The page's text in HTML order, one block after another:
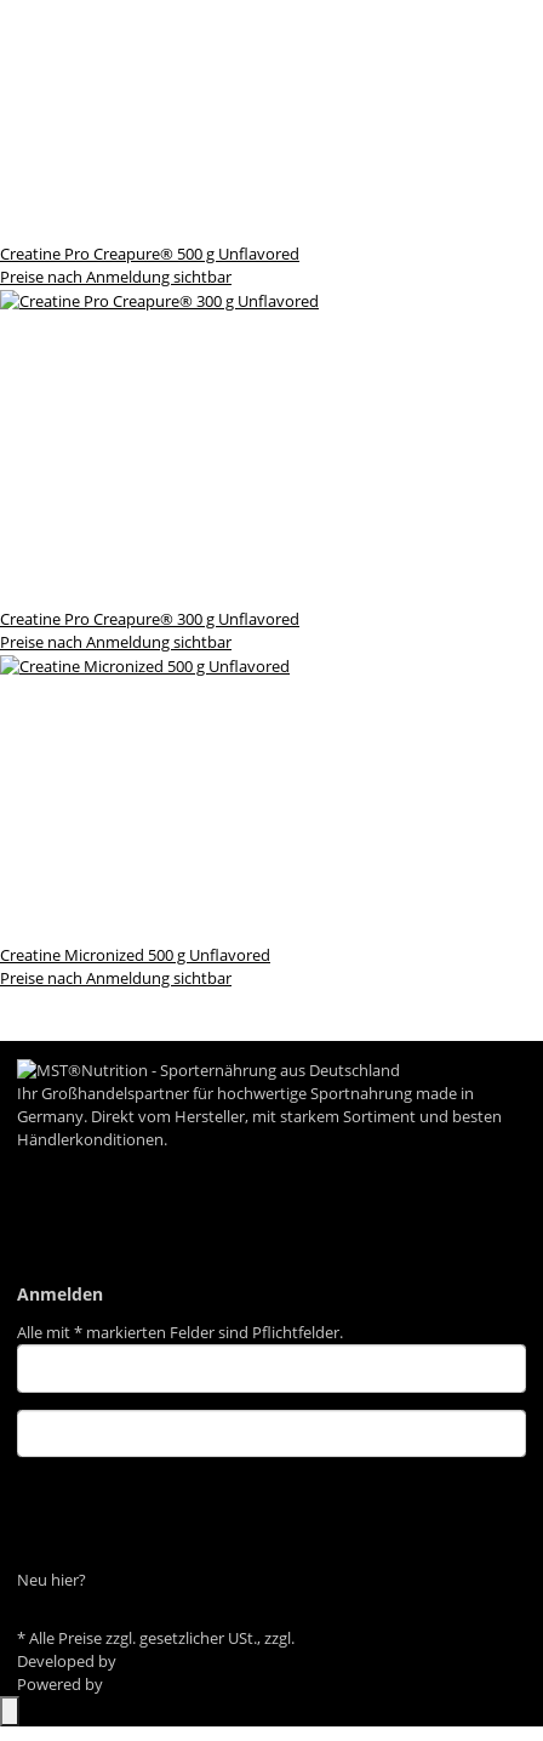
Creatine Pro Creapure® 500 g Unflavored
Preise nach Anmeldung sichtbar
Creatine Pro Creapure® 300 g Unflavored
Preise nach Anmeldung sichtbar
Creatine Micronized 500 g Unflavored
Preise nach Anmeldung sichtbar
Ihr Großhandelspartner für hochwertige Sportnahrung made in
Germany. Direkt vom Hersteller, mit starkem Sortiment und besten
Händlerkonditionen.
Anmelden
Alle mit* markierten Felder sind Pflichtfelder.
Neu hier?
* Alle Preise zzgl. gesetzlicher USt., zzgl.
Developed by
Powered by